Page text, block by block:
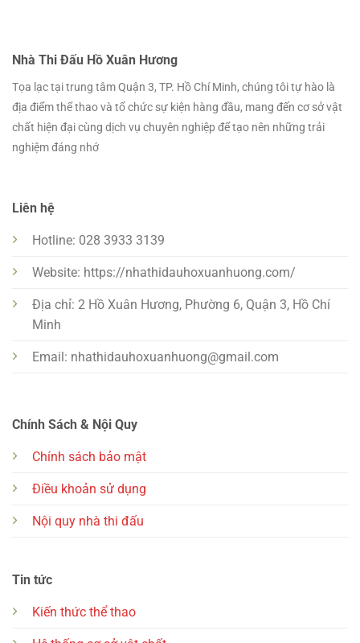
Nhà Thi Đấu Hồ Xuân Hương
Tọa lạc tại trung tâm Quận 3, TP. Hồ Chí Minh, chúng tôi tự hào là
địa điểm thể thao và tổ chức sự kiện hàng đầu, mang đến cơ sở vật
chất hiện đại cùng dịch vụ chuyên nghiệp để tạo nên những trải
nghiệm đáng nhớ
Chính Sách & Nội Quy
Chính sách bảo mật
Điều khoản sử dụng
Nội quy nhà thi đấu
Tin tức
Kiến thức thể thao
Liên hệ
Hotline: 028 3933 3139
Website: https://nhathidauhoxuanhuong.com/
Địa chỉ: 2 Hồ Xuân Hương, Phường 6, Quận 3, Hồ Chí
Minh
Email: nhathidauhoxuanhuong@gmail.com